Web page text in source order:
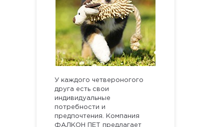
У каждого четвероногого
друга есть свои
индивидуальные
потребности и
предпочтения. Компания
ФАЛКОН ПЕТ предлагает